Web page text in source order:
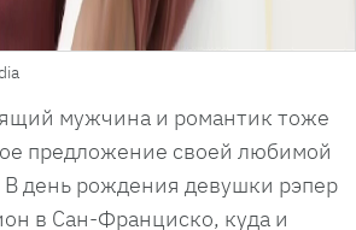
мужчина и романтик тоже
предложение своей любимой
день рождения девушки рэпер
в Сан-Франциско, куда и